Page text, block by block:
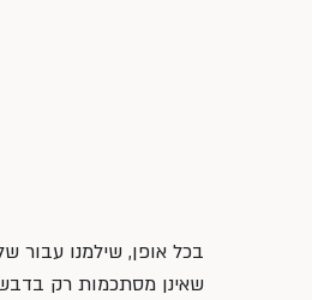
בכל אופן, שילמנו
שאינן מסתכמות רק בדבש